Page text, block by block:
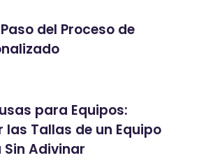
del Proceso de
para Equipos:
las Tallas de un Equipo
Adivinar